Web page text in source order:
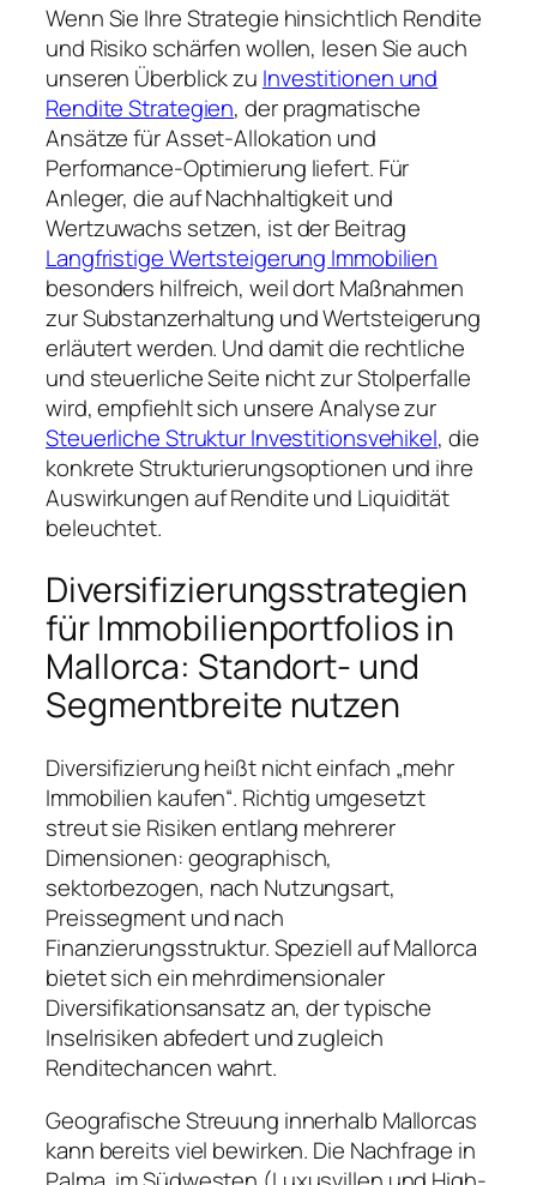
Wenn Sie Ihre Strategie hinsichtlich Rendite
und Risiko schärfen wollen, lesen Sie auch
unseren Überblick zu Investitionen und
Rendite Strategien, der pragmatische
Ansätze für Asset-Allokation und
Performance-Optimierung liefert. Für
Anleger, die auf Nachhaltigkeit und
Wertzuwachs setzen, ist der Beitrag
Langfristige Wertsteigerung Immobilien
besonders hilfreich, weil dort Maßnahmen
zur Substanzerhaltung und Wertsteigerung
erläutert werden. Und damit die rechtliche
und steuerliche Seite nicht zur Stolperfalle
wird, empfiehlt sich unsere Analyse zur
Steuerliche Struktur Investitionsvehikel, die
konkrete Strukturierungsoptionen und ihre
Auswirkungen auf Rendite und Liquidität
beleuchtet.
Diversifizierungsstrategien
für Immobilienportfolios in
Mallorca: Standort- und
Segmentbreite nutzen
Diversifizierung heißt nicht einfach „mehr
Immobilien kaufen“. Richtig umgesetzt
streut sie Risiken entlang mehrerer
Dimensionen: geographisch,
sektorbezogen, nach Nutzungsart,
Preissegment und nach
Finanzierungsstruktur. Speziell auf Mallorca
bietet sich ein mehrdimensionaler
Diversifikationsansatz an, der typische
Inselrisiken abfedert und zugleich
Renditechancen wahrt.
Geografische Streuung innerhalb Mallorcas
kann bereits viel bewirken. Die Nachfrage in